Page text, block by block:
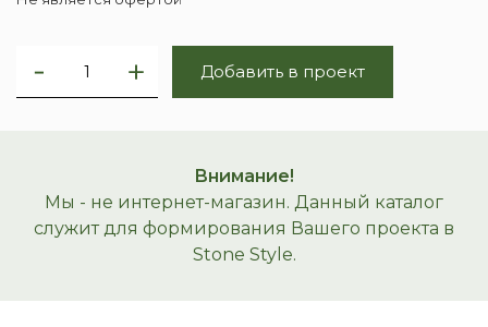
Добавить в проект
Внимание!
Мы - не интернет-магазин. Данный каталог
служит для формирования Вашего проекта в
Stone Style.